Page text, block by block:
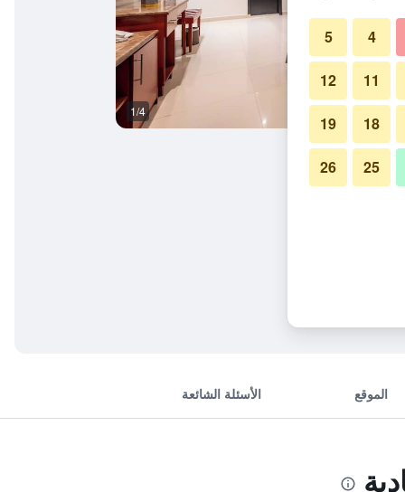
1/4
الموقع الأسئلة الشائعة
4
5
11
12
18
19
25
26